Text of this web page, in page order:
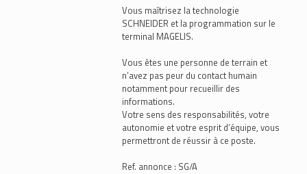
Vous maîtrisez la technologie
SCHNEIDER et la programmation sur le
terminal MAGELIS.
Vous êtes une personne de terrain et
n’avez pas peur du contact humain
notamment pour recueillir des
informations.
Votre sens des responsabilités, votre
autonomie et votre esprit d’équipe, vous
permettront de réussir à ce poste.
Ref. annonce : SG/A